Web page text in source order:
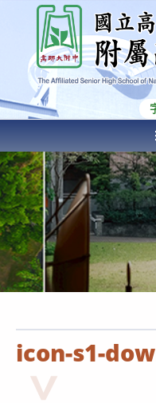
內
容
國立高雄師範大學附屬
High School of
AFFILIATED SENIOR
KAOHSIUNG
icon-s1-